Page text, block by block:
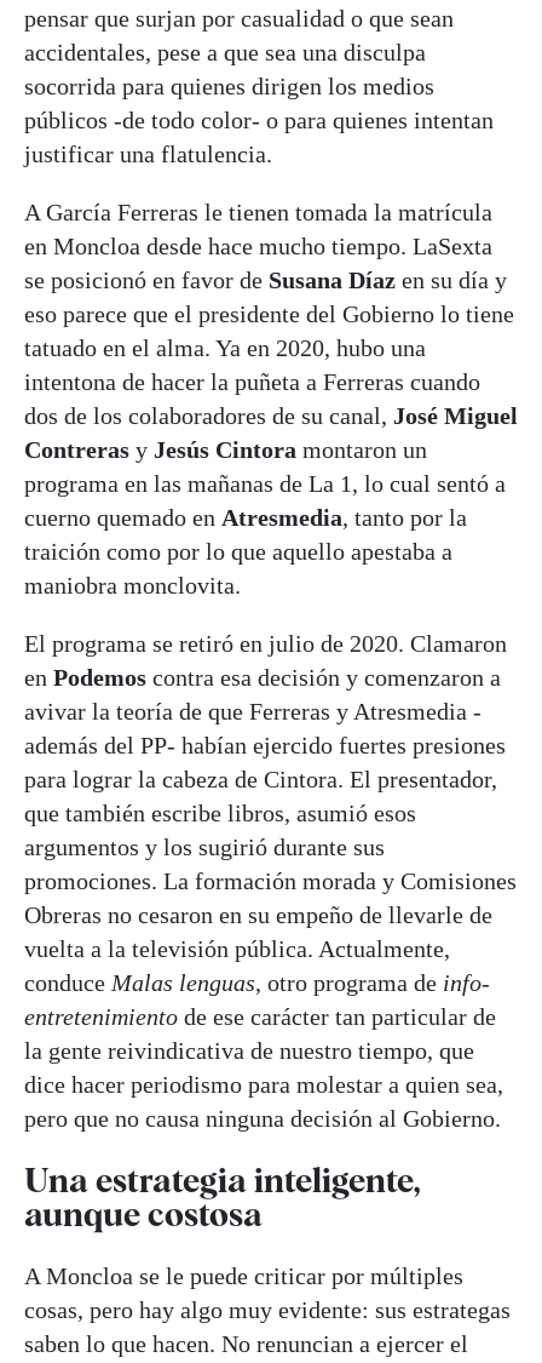
pensar que surjan por casualidad o que sean
accidentales, pese a que sea una disculpa
socorrida para quienes dirigen los medios
públicos -de todo color- o para quienes intentan
justificar una flatulencia.
A García Ferreras le tienen tomada la matrícula
en Moncloa desde hace mucho tiempo. LaSexta
se posicionó en favor de Susana Díaz en su día y
eso parece que el presidente del Gobierno lo tiene
tatuado en el alma. Ya en 2020, hubo una
intentona de hacer la puñeta a Ferreras cuando
dos de los colaboradores de su canal, José Miguel
Contreras y Jesús Cintora montaron un
programa en las mañanas de La 1, lo cual sentó a
cuerno quemado en Atresmedia, tanto por la
traición como por lo que aquello apestaba a
maniobra monclovita.
El programa se retiró en julio de 2020. Clamaron
en Podemos contra esa decisión y comenzaron a
avivar la teoría de que Ferreras y Atresmedia -
además del PP- habían ejercido fuertes presiones
para lograr la cabeza de Cintora. El presentador,
que también escribe libros, asumió esos
argumentos y los sugirió durante sus
promociones. La formación morada y Comisiones
Obreras no cesaron en su empeño de llevarle de
vuelta a la televisión pública. Actualmente,
conduce Malas lenguas, otro programa de info-
entretenimiento de ese carácter tan particular de
la gente reivindicativa de nuestro tiempo, que
dice hacer periodismo para molestar a quien sea,
pero que no causa ninguna decisión al Gobierno.
Una estrategia inteligente,
aunque costosa
A Moncloa se le puede criticar por múltiples
cosas, pero hay algo muy evidente: sus estrategas
saben lo que hacen. No renuncian a ejercer el